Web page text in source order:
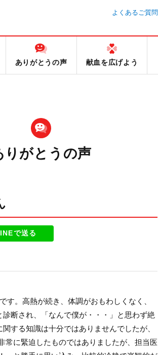
よくあるご質問
ありがとうの声 献血を広げよう
りがとうの声
で送る
。高熱が続き、体調がおもわしくなく、
断され、「なんで僕が・・・」と思わず絶
する知識は十分ではありませんでしたが、
常に緊迫したものではありましたが、担当医